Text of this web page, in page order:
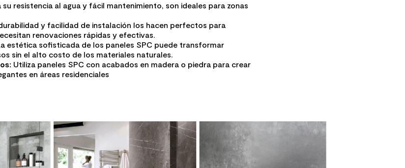
su resistencia al agua y fácil mantenimiento, son ideales para zonas
y facilidad de instalación los hacen perfectos para
renovaciones rápidas y efectivas.
estética sofisticada de los paneles SPC puede transformar
sin el alto costo de los materiales naturales.
Utiliza paneles SPC con acabados en madera o piedra para crear
en áreas residenciales​